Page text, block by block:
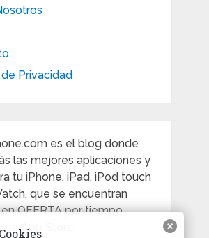
Privacidad
es el blog donde
las mejores aplicaciones y
tu iPhone, iPad, iPod touch
que se encuentran
en OFERTA por tiempo
la App Store.